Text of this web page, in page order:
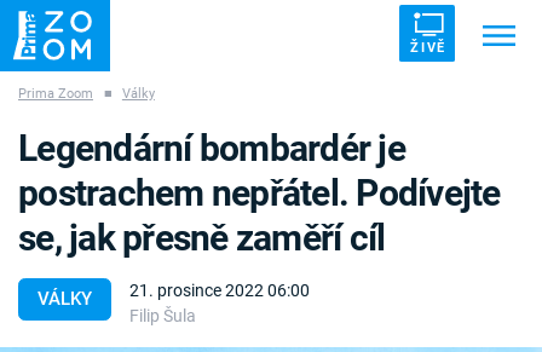
ŽIVĚ
ZÁHADY VETŘELCI DÁVNOVĚKU
Témata
Prima Zoom ■ Války
VÁLKY
21. prosince 2022 06:00
Filip Šula
Legendární bombardér je
postrachem nepřátel. Podívejte
se, jak přesně zaměří cíl